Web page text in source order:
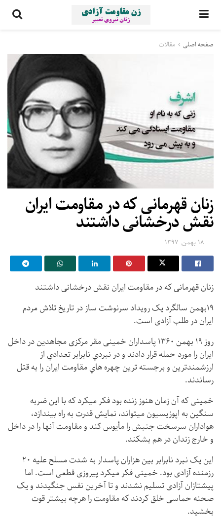
صفحه اصلی مقالات
زنان قهرمانی كه در مقاومت ايران
نقش درخشانی داشتند
۱۸ بهمن, ۱۳۹۷
زنان قهرمانی كه در مقاومت ايران نقش درخشانی داشتند
۱۹بهمن سالگرد یک رویداد سرنوشت ساز در تاریخ تلاش مردم
ایران در طلب آزادی است.
روز ۱۹ بهمن ۱۳۶۰ پاسداران خمینی مقر مرکزی مجاهدين در داخل
ایران را مورد حمله قرار دادند و در نبردي نابرابر تعدادي از
ارزشمندترين و برجسته ترين چهره هاي مقاومت ايران را به قتل
رساندند.
خمینی که آن زمان هنوز زنده بود فکر میکرد که با این ضربه
سنگین به اپوزیسیون میتواند، نمایش قدرت به راه بیندازد،
هواداران سرسخت جنبش را مأیوس کند و مقاومت آنها را در داخل
و خارج زندان در هم بشکند.
این یک نبرد نابرابر بین هزاران پاسدار به شدت مسلح علیه ۲۰
رزمنده آزادی بود. خمینی فکر میکرد پیروزی قطعی است. اما
پیشتازان آزادی تسلیم نشدند و تا آخرین نفس جنگیدند و یک
صحنه حماسی خلق کردند که مقاومت را هرچه بیشتر قوت
بخشید.